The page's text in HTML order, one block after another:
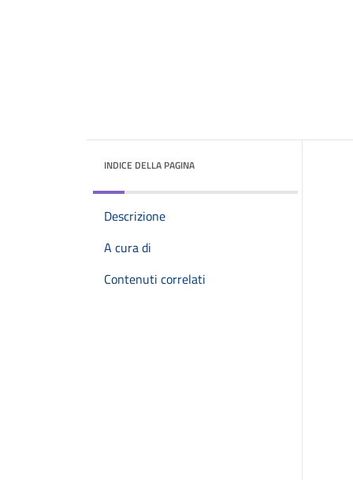
INDICE DELLA PAGINA
Descrizione
A cura di
Contenuti correlati